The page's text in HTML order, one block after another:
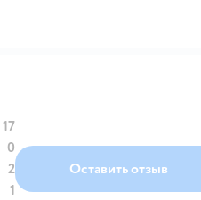
17
0
2
1
Оставить отзыв